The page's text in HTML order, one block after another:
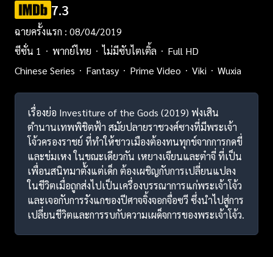
7.3
ฉายครั้งแรก : 08/04/2019
ซีซั่น 1
พากย์ไทย ไม่มีซับไตเติ้ล
Full HD
Chinese Series
Fantasy Prime Video Viki Wuxia
เรื่องย่อ Investiture of the Gods (2019) ฟงเสิน
ตำนานเทพพิชิตฟ้า สมัยปลายราชวงศ์ซางที่มีพระเจ้า
โจ้วครองราชย์ ที่ทำให้ชาวเมืองต้องทนทุกข์จากการกดขี่
และข่มเหง ในขณะเดียวกัน เหยางเจียนและต๋าจี่ ที่เป็น
เพื่อนสนิทมาตั้งแต่เด็ก ต้องเผชิญกับการเปลี่ยนแปลง
ในชีวิตเมื่อถูกส่งไปเป็นเครื่องบรรณาการแก่พระเจ้าโจ้ว
และเจอกับการรังแกของปีศาจจิ้งจอกจื่อซวี ซึ่งนำไปสู่การ
เปลี่ยนชีวิตและการรบกับความเผด็จการของพระเจ้าโจ้ว.